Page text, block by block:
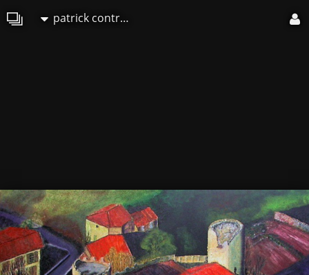
patrick contreras